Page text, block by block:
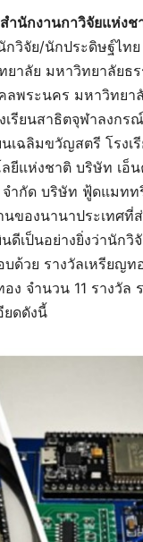
ำนักงานกาวิจัยแห่งช
วิจัย/นักประดิษฐ์ไท
าลัย มหาวิทยาลัยธ
พระนคร มหาวิทยา
รียนสาธิตจุฬาลงก
นเฉลิมขวัญสตรี โร
แห่งชาติ บริษัท เอ็
ำกัด บริษัท ฟู้ดแมท
ของนานาประเทศที่
ดีเป็นอย่างยิ่งว่านัก
ด้วย รางวัลเหรียญ
ง จำนวน 11 รางวัล
ยดดังนี้